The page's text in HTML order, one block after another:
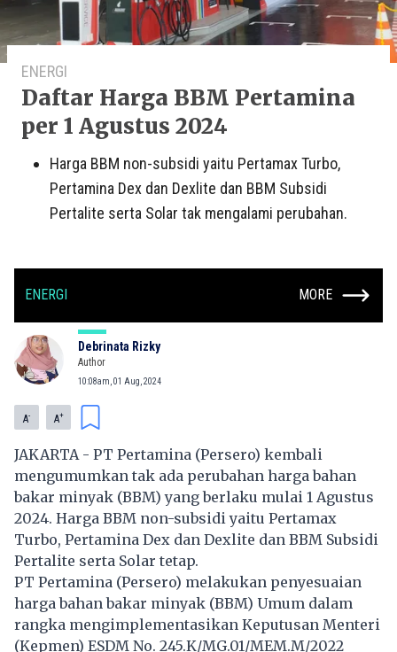
ENERGI
Daftar Harga BBM Pertamina
per 1 Agustus 2024
Harga BBM non-subsidi yaitu Pertamax Turbo,
Pertamina Dex dan Dexlite dan BBM Subsidi
Pertalite serta Solar tak mengalami perubahan.
ENERGI MORE
Debrinata Rizky
Author
10:08am, 01 Aug, 2024
A- A+
JAKARTA - PT Pertamina (Persero) kembali
mengumumkan tak ada perubahan harga bahan
bakar minyak (BBM) yang berlaku mulai 1 Agustus
2024. Harga BBM non-subsidi yaitu Pertamax
Turbo, Pertamina Dex dan Dexlite dan BBM Subsidi
Pertalite serta Solar tetap.
PT Pertamina (Persero) melakukan penyesuaian
harga bahan bakar minyak (BBM) Umum dalam
rangka mengimplementasikan Keputusan Menteri
(Kepmen) ESDM No. 245.K/MG.01/MEM.M/2022